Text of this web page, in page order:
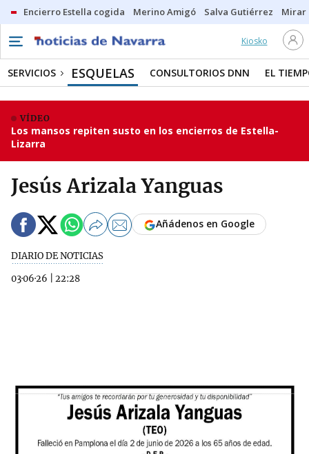
Encierro Estella cogida Merino Amigó Salva Gutiérrez Mirar
Kiosko
SERVICIOS ESQUELAS CONSULTORIOS DNN EL
VÍDEO
Los mansos repiten susto en los encierros de Estella-
Lizarra
Jesús Arizala Yanguas
DIARIO DE NOTICIAS
03·06·26
22:28
Añádenos en Google